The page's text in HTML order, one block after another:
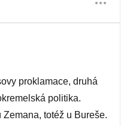
proklamace, druhá
politika.
Zemana, totéž u Bureše.